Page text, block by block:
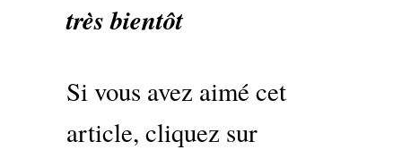
très bientôt
Si vous avez aimé cet
article, cliquez sur